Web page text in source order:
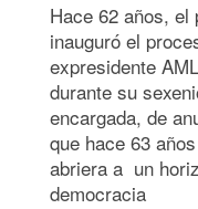
Hace 62 años, el
inauguró el
expresidente
durante su
encargada, de
que hace 63
abriera a un
democracia